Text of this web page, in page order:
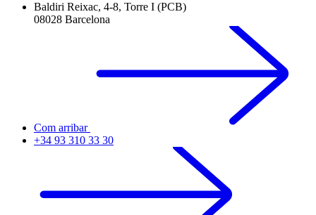
Baldiri Reixac, 4-8, Torre I (PCB)
08028 Barcelona
Com arribar
+34 93 310 33 30